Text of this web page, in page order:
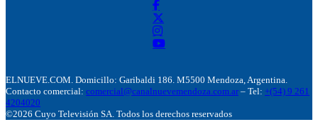
ELNUEVE.COM. Domicillo: Garibaldi 186. M5500 Mendoza, Argentina.
Contacto comercial: comercial@canalnuevemendoza.com.ar – Tel: +(54) 9 261
4204020
©2026 Cuyo Televisión SA. Todos los derechos reservados